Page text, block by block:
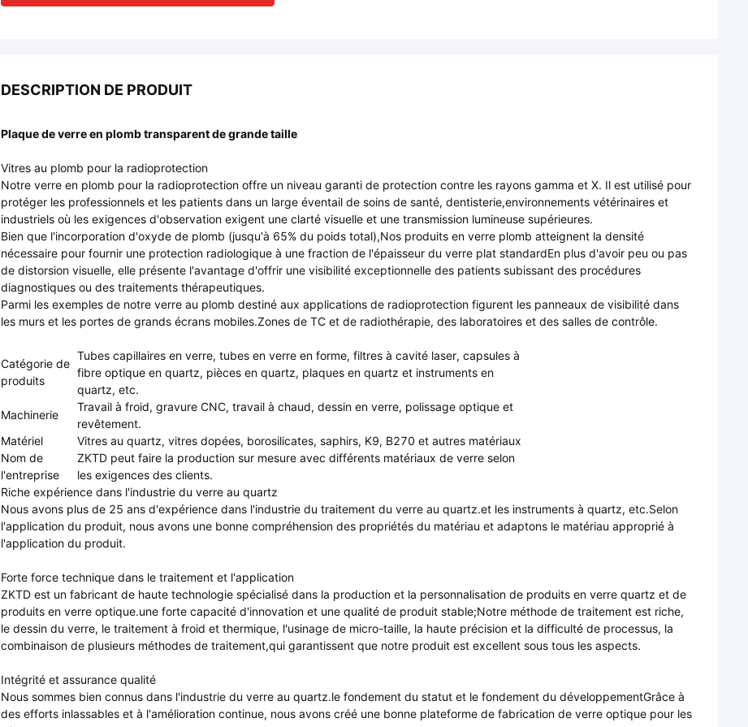
DESCRIPTION DE PRODUIT
Plaque de verre en plomb transparent de grande taille
Vitres au plomb pour la radioprotection
Notre verre en plomb pour la radioprotection offre un niveau garanti de protection contre les rayons gamma et X. Il est utilisé pour
protéger les professionnels et les patients dans un large éventail de soins de santé, dentisterie,environnements vétérinaires et
industriels où les exigences d'observation exigent une clarté visuelle et une transmission lumineuse supérieures.
Bien que l'incorporation d'oxyde de plomb (jusqu'à 65% du poids total),Nos produits en verre plomb atteignent la densité
nécessaire pour fournir une protection radiologique à une fraction de l'épaisseur du verre plat standardEn plus d'avoir peu ou pas
de distorsion visuelle, elle présente l'avantage d'offrir une visibilité exceptionnelle des patients subissant des procédures
diagnostiques ou des traitements thérapeutiques.
Parmi les exemples de notre verre au plomb destiné aux applications de radioprotection figurent les panneaux de visibilité dans
les murs et les portes de grands écrans mobiles.Zones de TC et de radiothérapie, des laboratoires et des salles de contrôle.
Catégorie de
produits
Tubes capillaires en verre, tubes en verre en forme, filtres à cavité laser, capsules à
fibre optique en quartz, pièces en quartz, plaques en quartz et instruments en
quartz, etc.
Machinerie
Travail à froid, gravure CNC, travail à chaud, dessin en verre, polissage optique et
revêtement.
Matériel
Vitres au quartz, vitres dopées, borosilicates, saphirs, K9, B270 et autres matériaux
Nom de
l'entreprise
ZKTD peut faire la production sur mesure avec différents matériaux de verre selon
les exigences des clients.
Riche expérience dans l'industrie du verre au quartz
Nous avons plus de 25 ans d'expérience dans l'industrie du traitement du verre au quartz.et les instruments à quartz, etc.Selon
l'application du produit, nous avons une bonne compréhension des propriétés du matériau et adaptons le matériau approprié à
l'application du produit.
Forte force technique dans le traitement et l'application
ZKTD est un fabricant de haute technologie spécialisé dans la production et la personnalisation de produits en verre quartz et de
produits en verre optique.une forte capacité d'innovation et une qualité de produit stable;Notre méthode de traitement est riche,
le dessin du verre, le traitement à froid et thermique, l'usinage de micro-taille, la haute précision et la difficulté de processus, la
combinaison de plusieurs méthodes de traitement,qui garantissent que notre produit est excellent sous tous les aspects.
Intégrité et assurance qualité
Nous sommes bien connus dans l'industrie du verre au quartz.le fondement du statut et le fondement du développementGrâce à
des efforts inlassables et à l'amélioration continue, nous avons créé une bonne plateforme de fabrication de verre optique pour les